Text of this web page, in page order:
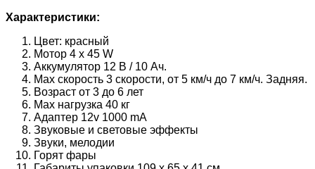
Характеристики:
Цвет: красный
Мотор 4 х 45 W
Аккумулятор 12 В / 10 Aч.
Мах скорость 3 скорости, от 5 км/ч до 7 км/ч. Задняя.
Возраст от 3 до 6 лет
Мах нагрузка 40 кг
Адаптер 12v 1000 mA
Звуковые и световые эффекты
Звуки, мелодии
Горят фары